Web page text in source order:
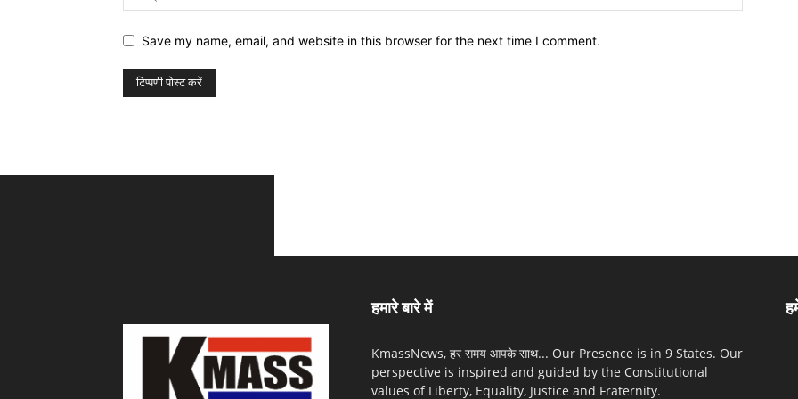
Save my name, email, and website in this browser for the next time I comment.
हमारे बारे में
KmassNews, हर समय आपके साथ... Our Presence is in 9 States. Our
perspective is inspired and guided by the Constitutional
values of Liberty, Equality, Justice and Fraternity.